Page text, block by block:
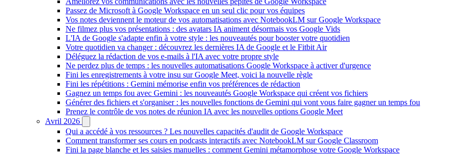
Passez de Microsoft à Google Workspace en un seul clic pour vos équipes
Vos notes deviennent le moteur de vos automatisations avec NotebookLM sur Google Workspace
Ne filmez plus vos présentations : des avatars IA animent désormais vos Google Vids
L'IA de Google s'adapte enfin à votre style : les nouveautés pour booster votre quotidien
Votre quotidien va changer : découvrez les dernières IA de Google et le Fitbit Air
Déléguez la rédaction de vos e-mails à l'IA avec votre propre style
Ne perdez plus de temps : les nouvelles automatisations Google Workspace à activer d'urgence
Fini les enregistrements à votre insu sur Google Meet, voici la nouvelle règle
Fini les répétitions : Gemini mémorise enfin vos préférences de rédaction
Gagnez un temps fou avec Gemini : les nouveautés Google Workspace qui créent vos fichiers
Générer des fichiers et s'organiser : les nouvelles fonctions de Gemini qui vont vous faire gagner un temps fou
Prenez le contrôle de vos notes de réunion IA avec les nouvelles options Google Meet
Avril 2026
Qui a accédé à vos ressources ? Les nouvelles capacités d'audit de Google Workspace
Comment transformer ses cours en podcasts interactifs avec NotebookLM sur Google Classroom
Fini la page blanche et les saisies manuelles : comment Gemini métamorphose votre Google Workspace